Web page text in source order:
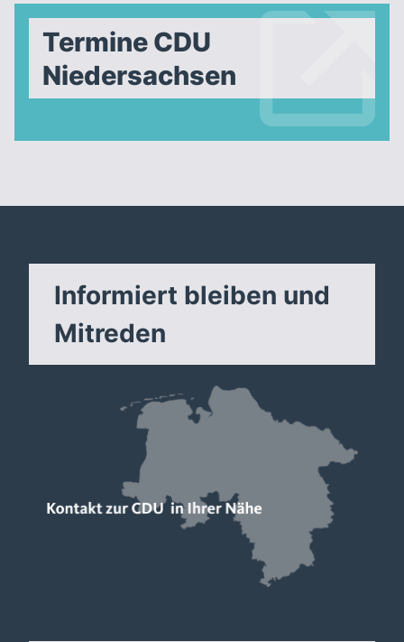
Termine CDU
Niedersachsen
Informiert bleiben und
Mitreden